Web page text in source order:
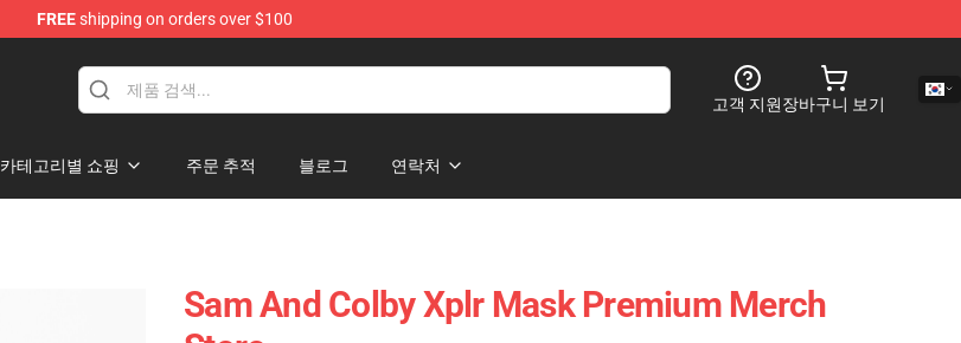
FREEshipping on orders over $100
고객 지원장바구니 보기
카테고리별 쇼핑 주문 추적 블로그 연락처
Sam And Colby Xplr Mask Premium Merch